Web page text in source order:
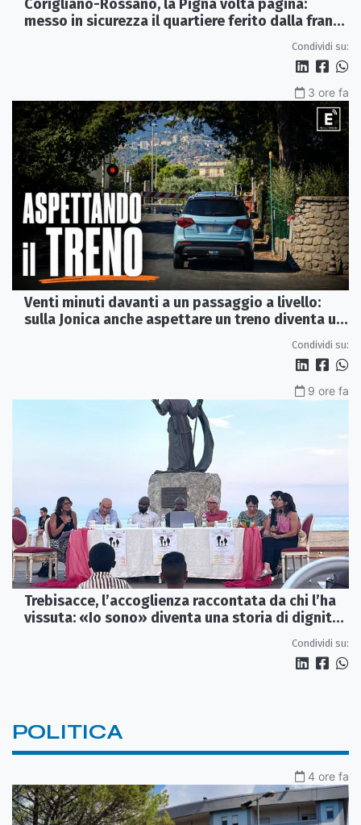
Corigliano-Rossano, la Pigna volta pagina:
messo in sicurezza il quartiere ferito dalla frana
Condividi su:
3 ore fa
Venti minuti davanti a un passaggio a livello:
sulla Jonica anche aspettare un treno diventa un
Condividi su:
9 ore fa
Trebisacce, l’accoglienza raccontata da chi l’ha
vissuta: «Io sono» diventa una storia di dignità
Condividi su:
POLITICA
4 ore fa